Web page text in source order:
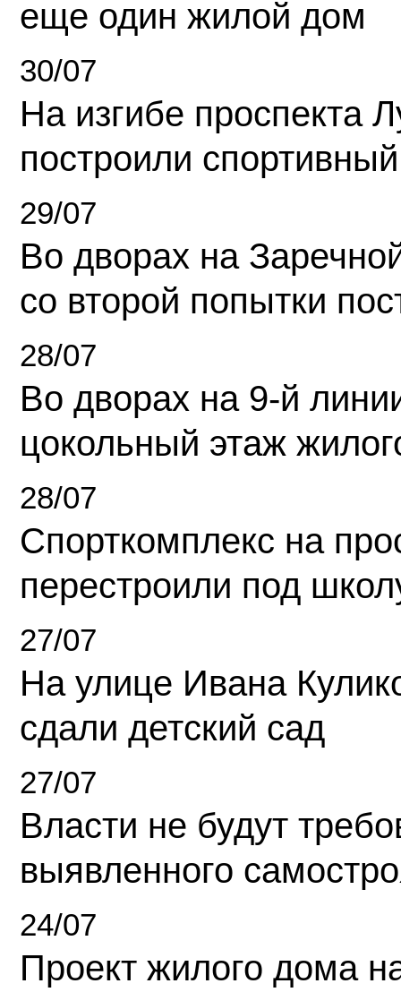
еще один жилой дом
30/07
На изгибе проспекта
построили
29/07
Во дворах на
со второй попытки
28/07
Во дворах на 9-й
цокольный этаж
28/07
Спорткомплекс на
перестроили под
27/07
На улице Ивана
сдали детский сад
27/07
Власти не будут
выявленного
24/07
Проект жилого дома